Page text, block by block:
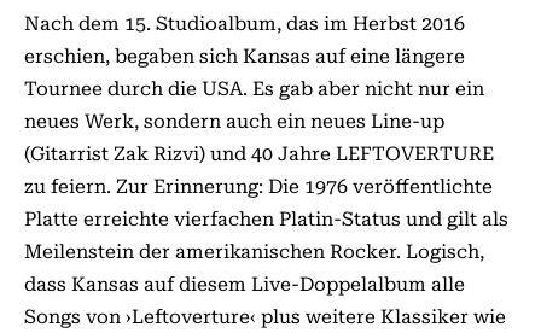
Nach dem 15. Studioalbum, das im Herbst 2016
erschien, begaben sich Kansas auf eine längere
Tournee durch die USA. Es gab aber nicht nur ein
neues Werk, sondern auch ein neues Line-up
(Gitarrist Zak Rizvi) und 40 Jahre LEFTOVERTURE
zu feiern. Zur Erinnerung: Die 1976 veröffentlichte
Platte erreichte vierfachen Platin-Status und gilt als
Meilenstein der amerikanischen Rocker. Logisch,
dass Kansas auf diesem Live-Doppelalbum alle
Songs von ›Leftoverture‹ plus weitere Klassiker wie